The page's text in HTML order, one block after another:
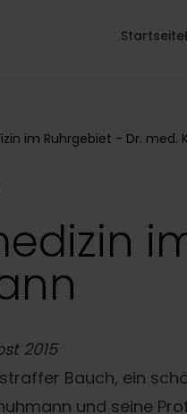
Startseite
im Ruhrgebiet - Dr. med.
2015
Bauch, ein
und seine